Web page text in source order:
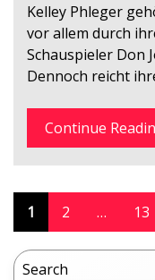
Kelley Phleger
vor allem durch
Schauspieler Don
Dennoch reicht
Continue
Posts
pagination
1 2 … 13
Search